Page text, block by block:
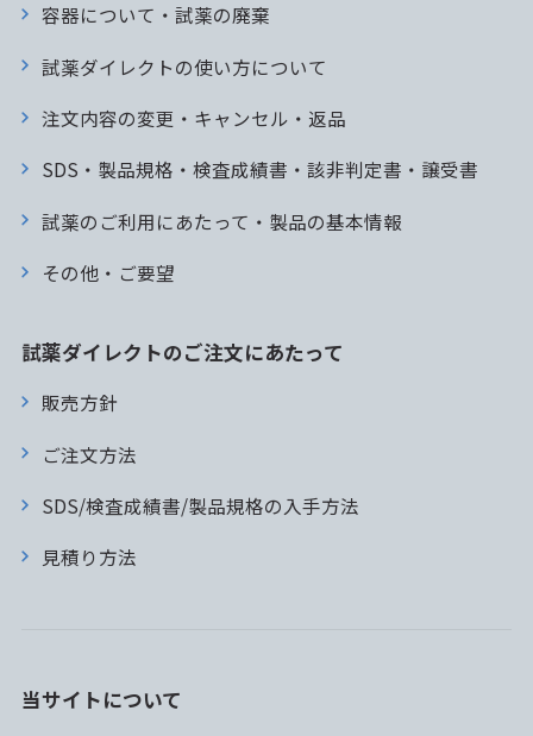
容器について・試薬の廃棄
試薬ダイレクトの使い方について
注文内容の変更・キャンセル・返品
SDS・製品規格・検査成績書・該非判定書・譲受書
試薬のご利用にあたって・製品の基本情報
その他・ご要望
試薬ダイレクトのご注文にあたって
販売方針
ご注文方法
SDS/検査成績書/製品規格の入手方法
見積り方法
当サイトについて